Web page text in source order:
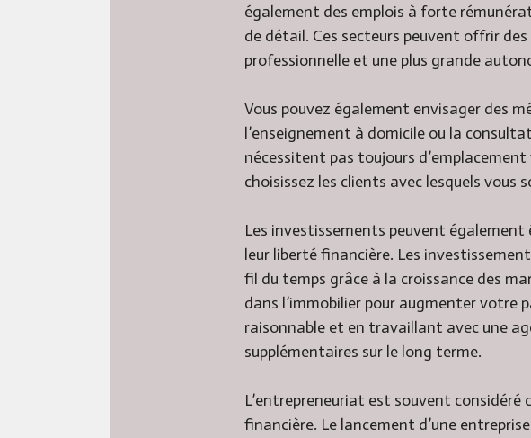
également des emplois à forte
de détail. Ces secteurs peuvent offrir
professionnelle et une plus grande
Vous pouvez également envisager des
l’enseignement à domicile ou la
nécessitent pas toujours
choisissez les clients avec lesquels vous
Les investissements peuvent
leur liberté financière. Les
fil du temps grâce à la croissance des
dans l’immobilier pour augmenter votre
raisonnable et en travaillant avec une
supplémentaires sur le long terme.
L’entrepreneuriat est souvent considéré
financière. Le lancement d’une